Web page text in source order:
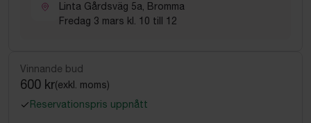
Linta Gårdsväg 5a, Bromma
Fredag 3 mars kl. 10 till 12
Vinnande bud
600 kr(exkl. moms)
Reservationspris uppnått